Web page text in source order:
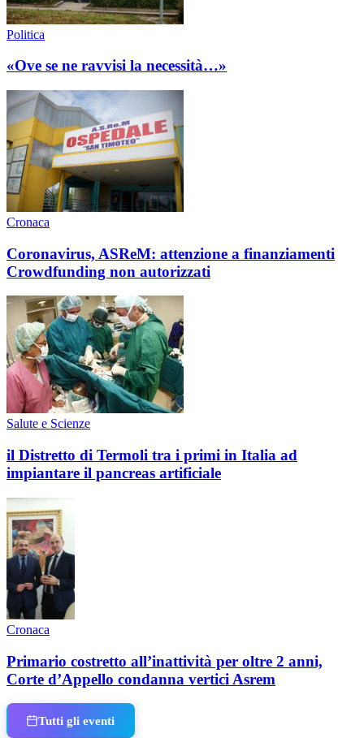
Politica
«Ove se ne ravvisi la necessità…»
Cronaca
Coronavirus, ASReM: attenzione a finanziamenti
Crowdfunding non autorizzati
Salute e Scienze
il Distretto di Termoli tra i primi in Italia ad
impiantare il pancreas artificiale
Cronaca
Primario costretto all’inattività per oltre 2 anni,
Corte d’Appello condanna vertici Asrem
Tutti gli eventi